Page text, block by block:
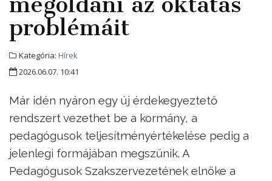
problémáit
Kategória: Hírek
2026.06.07. 10:41
Már idén nyáron egy új érdekegyeztető
rendszert vezethet be a kormány, a
pedagógusok teljesítményértékelése pedig a
jelenlegi formájában megszűnik. A
Pedagógusok Szakszervezetének elnöke a